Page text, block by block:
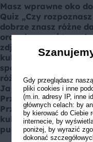
Masz wprawne oko
Quiz „Czy
dobrze znasz różne
oraz desery– i to
zdjęć! To wyzwanie
kulinarnych
spojrzenie, by
różnych zakątków
Japonię aż do
Przygotowaliśmy
Przekonaj się, jak
kulinarne
punktów!
Gdy przeglądasz
pliki cookies i inne
(m.in. adresy IP, inne
głównych celach: by
by kierować do Ciebie
internecie, by
poniżej, by wyrazić
dokonać